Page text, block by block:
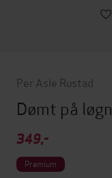
Per Asle Rustad
Dømt på
349,-
Premium